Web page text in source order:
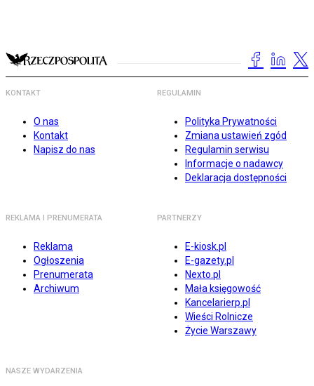
KONTAKT
O nas
Kontakt
Napisz do nas
REGULAMIN
Polityka Prywatności
Zmiana ustawień zgód
Regulamin serwisu
Informacje o nadawcy
Deklaracja dostępności
REKLAMA I PRENUMERATA
Reklama
Ogłoszenia
Prenumerata
Archiwum
PARTNERZY
E-kiosk.pl
E-gazety.pl
Nexto.pl
Mała księgowość
Kancelarierp.pl
Wieści Rolnicze
Życie Warszawy
NASZE WYDARZENIA